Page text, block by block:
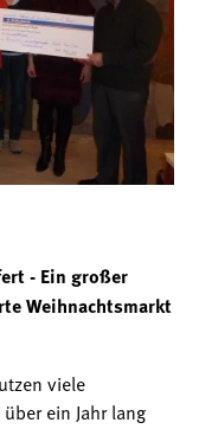
- Ein großer
Weihnachtsmarkt
viele
ein Jahr lang